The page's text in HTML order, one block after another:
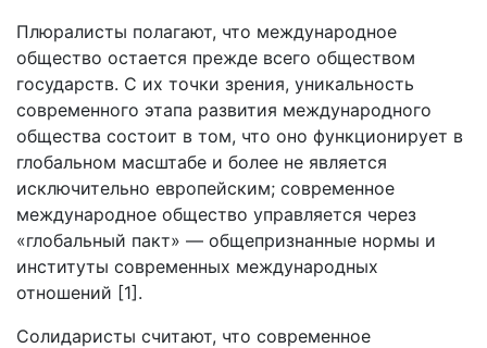
Плюралисты полагают, что международное
общество остается прежде всего обществом
государств. С их точки зрения, уникальность
современного этапа развития международного
общества состоит в том, что оно функционирует в
глобальном масштабе и более не является
исключительно европейским; современное
международное общество управляется через
«глобальный пакт» — общепризнанные нормы и
институты современных международных
отношений [1].
Солидаристы считают, что современное